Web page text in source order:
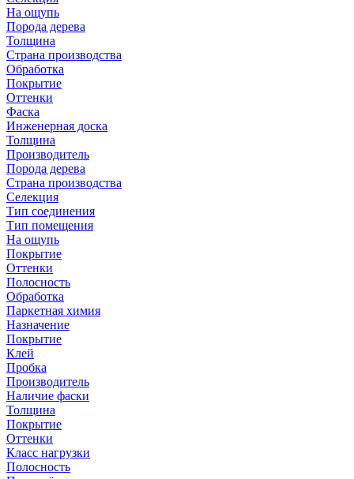
На ощупь
Порода дерева
Толщина
Страна производства
Обработка
Покрытие
Оттенки
Фаска
Инженерная доска
Толщина
Производитель
Порода дерева
Страна производства
Селекция
Тип соединения
Тип помещения
На ощупь
Покрытие
Оттенки
Полосность
Обработка
Паркетная химия
Назначение
Покрытие
Клей
Пробка
Производитель
Наличие фаски
Толщина
Покрытие
Оттенки
Класс нагрузки
Полосность